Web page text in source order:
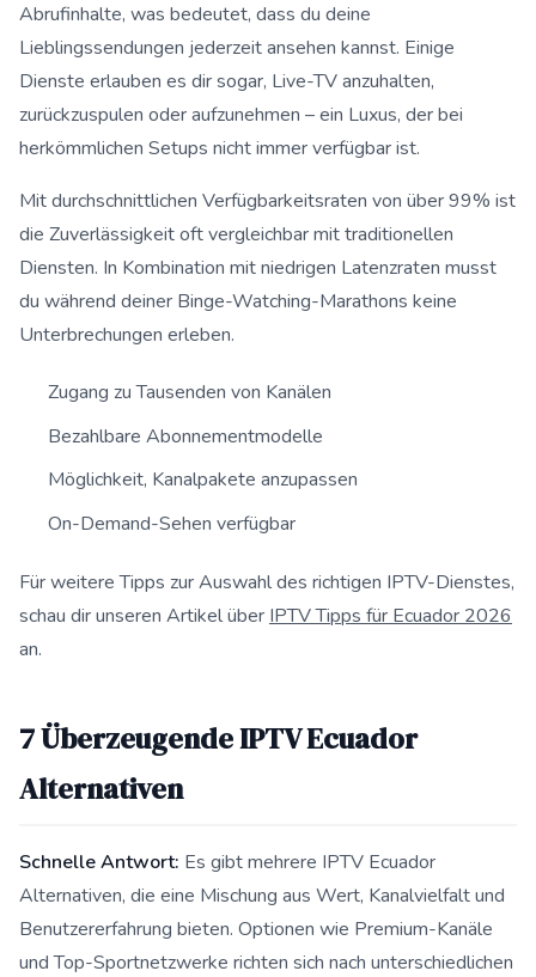
Abrufinhalte, was bedeutet, dass du deine
Lieblingssendungen jederzeit ansehen kannst. Einige
Dienste erlauben es dir sogar, Live-TV anzuhalten,
zurückzuspulen oder aufzunehmen – ein Luxus, der bei
herkömmlichen Setups nicht immer verfügbar ist.
Mit durchschnittlichen Verfügbarkeitsraten von über 99% ist
die Zuverlässigkeit oft vergleichbar mit traditionellen
Diensten. In Kombination mit niedrigen Latenzraten musst
du während deiner Binge-Watching-Marathons keine
Unterbrechungen erleben.
Zugang zu Tausenden von Kanälen
Bezahlbare Abonnementmodelle
Möglichkeit, Kanalpakete anzupassen
On-Demand-Sehen verfügbar
Für weitere Tipps zur Auswahl des richtigen IPTV-Dienstes,
schau dir unseren Artikel über IPTV Tipps für Ecuador 2026
an.
7 Überzeugende IPTV Ecuador
Alternativen
Schnelle Antwort: Es gibt mehrere IPTV Ecuador
Alternativen, die eine Mischung aus Wert, Kanalvielfalt und
Benutzererfahrung bieten. Optionen wie Premium-Kanäle
und Top-Sportnetzwerke richten sich nach unterschiedlichen